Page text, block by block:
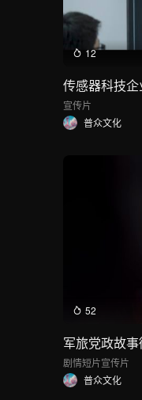
12
传感器科技
宣传片
普众文化
52
军旅党政故
剧情短片宣传片
普众文化